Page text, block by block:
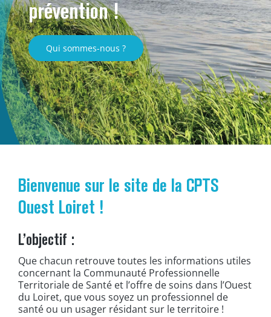
prévention !
Qui sommes-nous ?
Bienvenue sur le site de la CPTS
Ouest Loiret !
L’objectif :
Que chacun retrouve toutes les informations utiles
concernant la Communauté Professionnelle
Territoriale de Santé et l’offre de soins dans l’Ouest
du Loiret, que vous soyez un professionnel de
santé ou un usager résidant sur le territoire !